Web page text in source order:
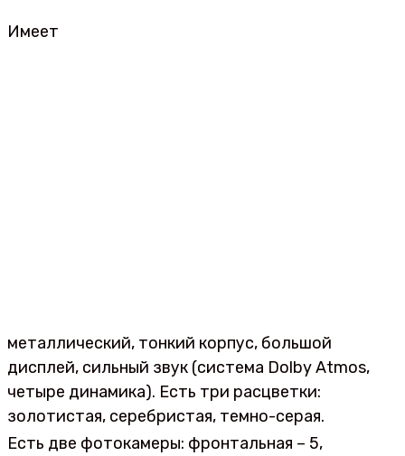
Имеет
металлический, тонкий корпус, большой
дисплей, сильный звук (система Dolby Atmos,
четыре динамика). Есть три расцветки:
золотистая, серебристая, темно-серая.
Есть две фотокамеры: фронтальная – 5,